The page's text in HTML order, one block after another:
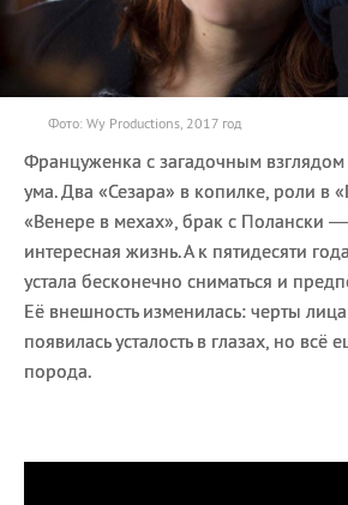
Фото: Wy Productions, 2017 год
Француженка с загадочным взглядом
ума. Два «Сезара» в копилке, роли в
«Венере в мехах», брак с Полански
интересная жизнь. А к пятидесяти
устала бесконечно сниматься и
Её внешность изменилась: черты
появилась усталость в глазах, но всё
порода.